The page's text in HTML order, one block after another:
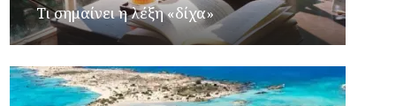
Τι σημαίνει η λέξη «δίχα»